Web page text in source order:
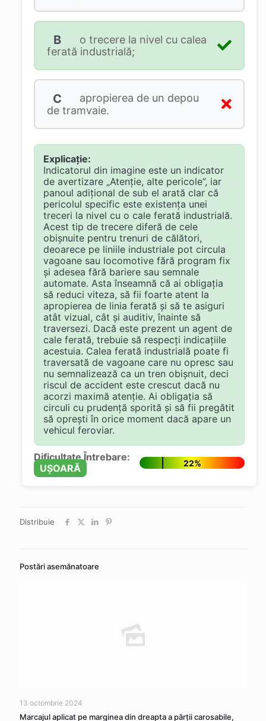
B
o trecere la nivel cu calea
ferată industrială;
C
apropierea de un depou
de tramvaie.
Explicație:
Indicatorul din imagine este un indicator
de avertizare „Atenție, alte pericole”, iar
panoul adițional de sub el arată clar că
pericolul specific este existența unei
treceri la nivel cu o cale ferată industrială.
Acest tip de trecere diferă de cele
obișnuite pentru trenuri de călători,
deoarece pe liniile industriale pot circula
vagoane sau locomotive fără program fix
și adesea fără bariere sau semnale
automate. Asta înseamnă că ai obligația
să reduci viteza, să fii foarte atent la
apropierea de linia ferată și să te asiguri
atât vizual, cât și auditiv, înainte să
traversezi. Dacă este prezent un agent de
cale ferată, trebuie să respecți indicațiile
acestuia. Calea ferată industrială poate fi
traversată de vagoane care nu opresc sau
nu semnalizează ca un tren obișnuit, deci
riscul de accident este crescut dacă nu
acorzi maximă atenție. Ai obligația să
circuli cu prudență sporită și să fii pregătit
să oprești în orice moment dacă apare un
vehicul feroviar.
Dificultate Întrebare:
UȘOARĂ
22%
Distribuie
Postări asemănatoare
13 octombrie 2024
Marcajul aplicat pe marginea din dreapta a părţii carosabile,